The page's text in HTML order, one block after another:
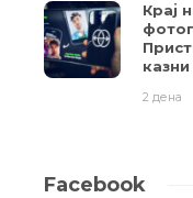
Крај
2 дена
Facebook